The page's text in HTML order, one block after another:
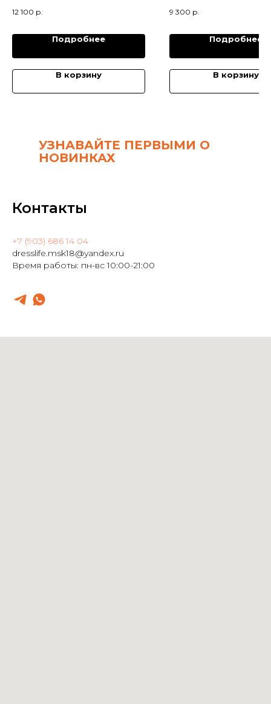
12 100 р.
Подробнее
В корзину
9 300 р.
Подробнее
В корзину
УЗНАВАЙТЕ ПЕРВЫМИ О
НОВИНКАХ
Контакты
+7 (903) 686 14 04
dresslife.msk18@yandex.ru
Время работы: пн-вс 10:00-21:00